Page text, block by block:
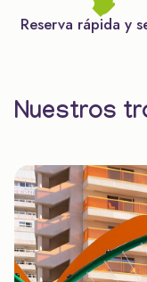
Reserva rápida y
Nuestros